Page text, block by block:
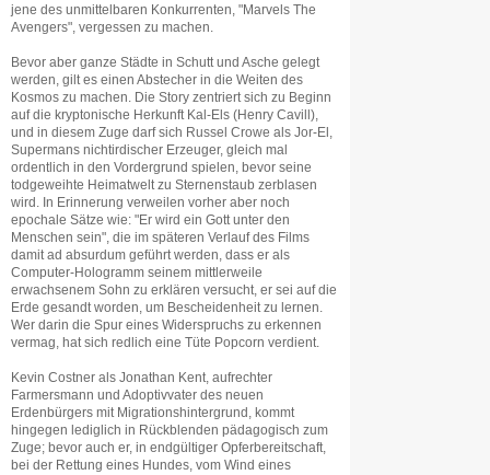
jene des unmittelbaren Konkurrenten, "Marvels The
Avengers", vergessen zu machen.
Bevor aber ganze Städte in Schutt und Asche gelegt
werden, gilt es einen Abstecher in die Weiten des
Kosmos zu machen. Die Story zentriert sich zu Beginn
auf die kryptonische Herkunft Kal-Els (Henry Cavill),
und in diesem Zuge darf sich Russel Crowe als Jor-El,
Supermans nichtirdischer Erzeuger, gleich mal
ordentlich in den Vordergrund spielen, bevor seine
todgeweihte Heimatwelt zu Sternenstaub zerblasen
wird. In Erinnerung verweilen vorher aber noch
epochale Sätze wie: "Er wird ein Gott unter den
Menschen sein", die im späteren Verlauf des Films
damit ad absurdum geführt werden, dass er als
Computer-Hologramm seinem mittlerweile
erwachsenem Sohn zu erklären versucht, er sei auf die
Erde gesandt worden, um Bescheidenheit zu lernen.
Wer darin die Spur eines Widerspruchs zu erkennen
vermag, hat sich redlich eine Tüte Popcorn verdient.
Kevin Costner als Jonathan Kent, aufrechter
Farmersmann und Adoptivvater des neuen
Erdenbürgers mit Migrationshintergrund, kommt
hingegen lediglich in Rückblenden pädagogisch zum
Zuge; bevor auch er, in endgültiger Opferbereitschaft,
bei der Rettung eines Hundes, vom Wind eines